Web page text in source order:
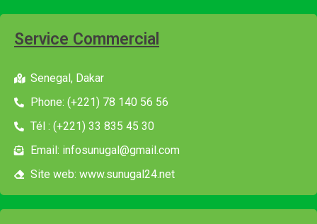
Service Commercial
Senegal, Dakar
Phone: (+221) 78 140 56 56
Tél : (+221) 33 835 45 30
Email: infosunugal@gmail.com
Site web: www.sunugal24.net